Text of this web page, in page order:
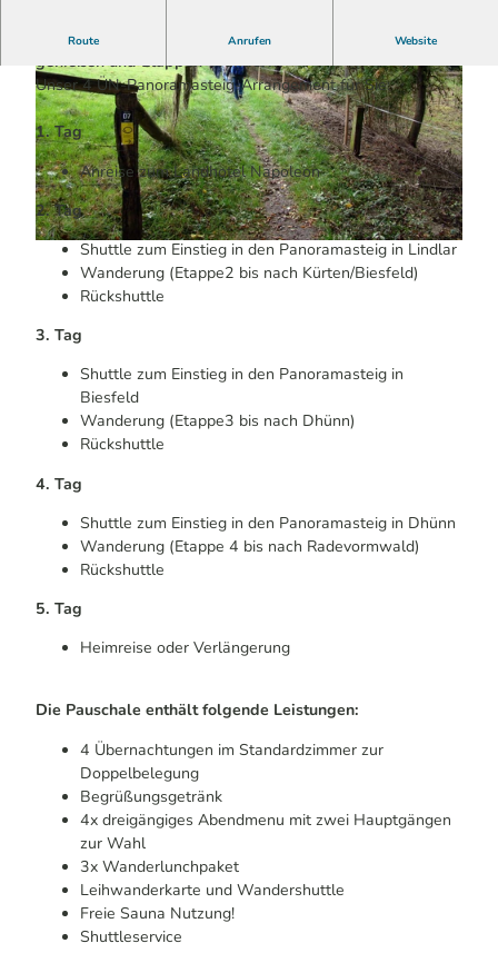
© KI-optimiert
© Maren Pussak / Das Bergische | KI-optimiert
Route Anrufen Website
Sie möchten raus ins Grüne? Abwechslungsreiche Natur
genießen und Etappen-Wandern?
Unser 4 ÜN-Panoramasteig-Arrangement für Sie:
1. Tag
Anreise zum Landhotel Napoleon
2. Tag
Shuttle zum Einstieg in den Panoramasteig in Lindlar
Wanderung (Etappe2 bis nach Kürten/Biesfeld)
Rückshuttle
3. Tag
Shuttle zum Einstieg in den Panoramasteig in
Biesfeld
Wanderung (Etappe3 bis nach Dhünn)
Rückshuttle
4. Tag
Shuttle zum Einstieg in den Panoramasteig in Dhünn
Wanderung (Etappe 4 bis nach Radevormwald)
Rückshuttle
5. Tag
Heimreise oder Verlängerung
Die Pauschale enthält folgende Leistungen:
4 Übernachtungen im Standardzimmer zur
Doppelbelegung
Begrüßungsgetränk
4x dreigängiges Abendmenu mit zwei Hauptgängen
zur Wahl
3x Wanderlunchpaket
Leihwanderkarte und Wandershuttle
Freie Sauna Nutzung!
Shuttleservice